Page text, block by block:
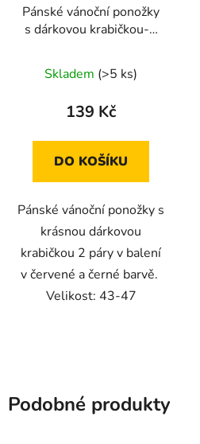
Pánské vánoční ponožky
s dárkovou krabičkou-2
stromečku 43-47
Skladem (>5 ks)
139 Kč
DO KOŠÍKU
Pánské vánoční ponožky s
krásnou dárkovou
krabičkou 2 páry v balení
v červené a černé barvě.
Velikost: 43-47
Podobné produkty